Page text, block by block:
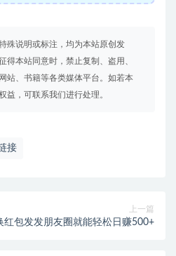
殊说明或标注，均为本站原创发
得本站同意时，禁止复制、盗用、
站、书籍等各类媒体平台。如若本
益，可联系我们进行处理。
接
上一篇
红包发发朋友圈就能轻松日赚500+